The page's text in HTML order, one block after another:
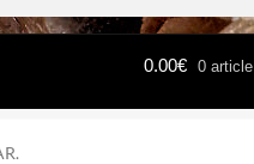
0.00€ 0 article